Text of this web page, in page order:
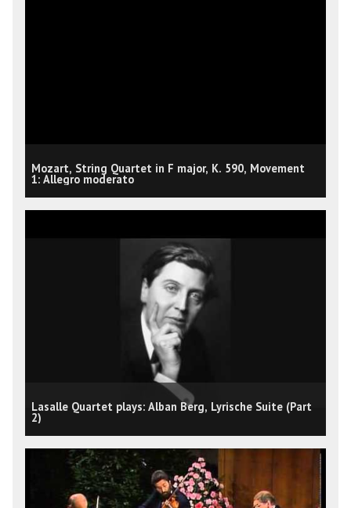
Mozart, String Quartet in F major, K. 590, Movement
1: Allegro moderato
Lasalle Quartet plays: Alban Berg, Lyrische Suite (Part
2)